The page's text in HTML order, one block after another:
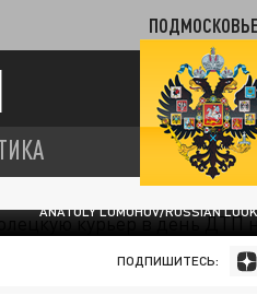
ПОДМОСКОВЬЕ
ANATOLY LOMOHOV/RUSSIAN
ПОДПИШИТЕСЬ: